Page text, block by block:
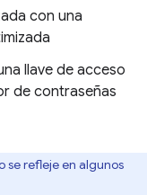
con una
llave de acceso
de contraseñas
se refleje en algunos